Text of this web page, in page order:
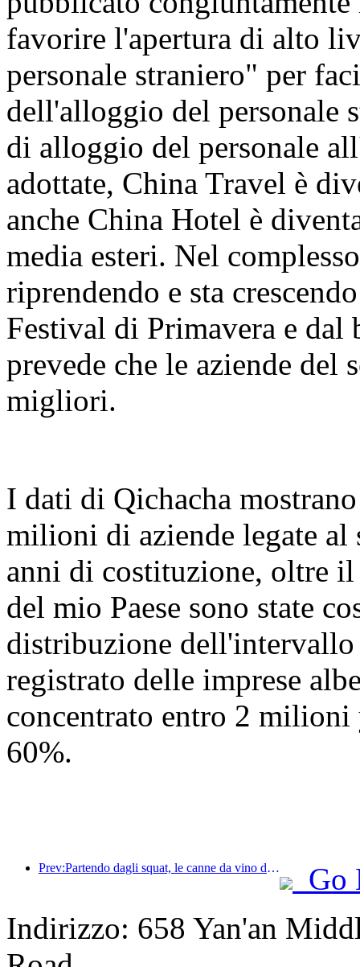
favorire l'apertura di alto
personale straniero" per
dell'alloggio del personale
di alloggio del personale
adottate, China Travel è
anche China Hotel è
media esteri. Nel
riprendendo e sta
Festival di Primavera e
prevede che le aziende del
migliori.
I dati di Qichacha
milioni di aziende legate
anni di costituzione, oltre
del mio Paese sono state
distribuzione
registrato delle imprese
concentrato entro 2 milioni
60%.
Prev:Partendo dagli squat, le canne da vino di piccole e medie dimensioni iniziano un nuovo viaggio di accumulo di energia
Go
Indirizzo: 658 Yan'an